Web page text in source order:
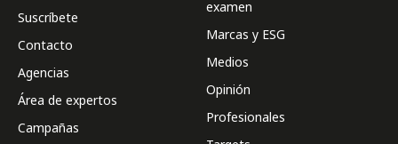
Suscríbete
Contacto
Agencias
Área de expertos
Campañas
examen
Marcas y ESG
Medios
Opinión
Profesionales